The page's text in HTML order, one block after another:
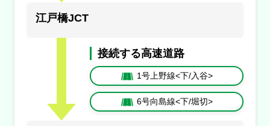
2号目黒線<上/一ノ橋>
通行止・規制の情報はありません。
江戸橋JCT
接続する高速道路
1号上野線<下/入谷>
6号向島線<下/堀切>